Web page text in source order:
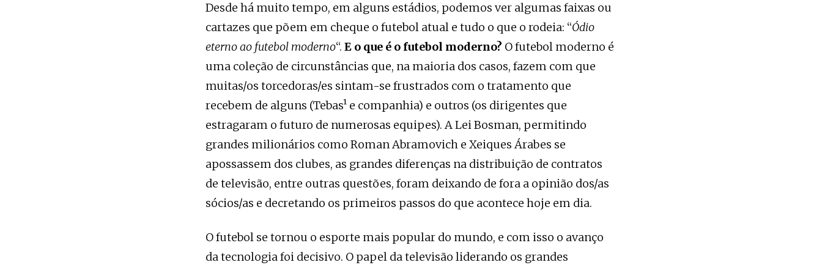
Desde há muito tempo, em alguns estádios, podemos ver algumas faixas ou
cartazes que põem em cheque o futebol atual e tudo o que o rodeia: “Ódio
eterno ao futebol moderno“. E o que é o futebol moderno? O futebol moderno é
uma coleção de circunstâncias que, na maioria dos casos, fazem com que
muitas/os torcedoras/es sintam-se frustrados com o tratamento que
recebem de alguns (Tebas¹ e companhia) e outros (os dirigentes que
estragaram o futuro de numerosas equipes). A Lei Bosman, permitindo
grandes milionários como Roman Abramovich e Xeiques Árabes se
apossassem dos clubes, as grandes diferenças na distribuição de contratos
de televisão, entre outras questões, foram deixando de fora a opinião dos/as
sócios/as e decretando os primeiros passos do que acontece hoje em dia.
O futebol se tornou o esporte mais popular do mundo, e com isso o avanço
da tecnologia foi decisivo. O papel da televisão liderando os grandes